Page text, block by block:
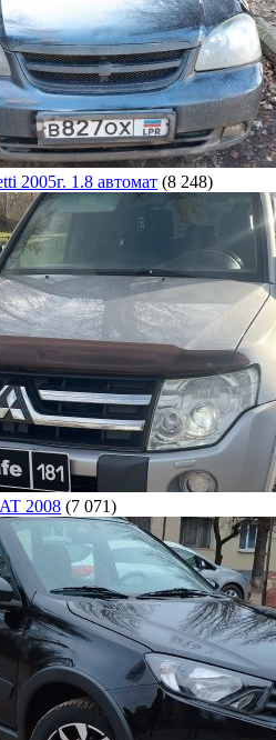
2005г. 1.8 автомат (8 248)
2008 (7 071)